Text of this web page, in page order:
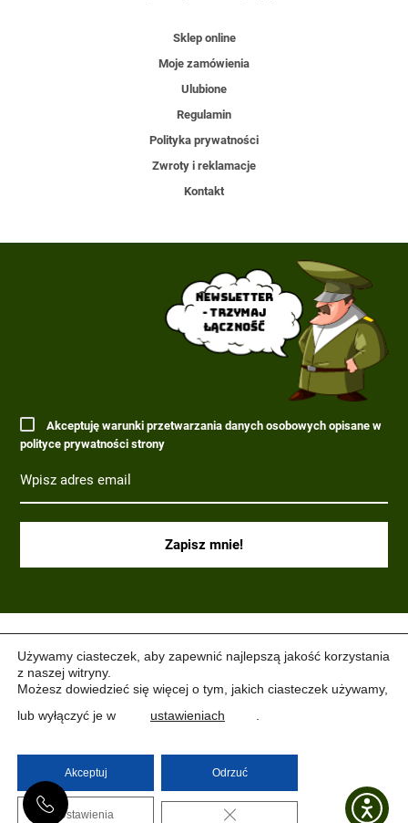
Sklep online
Moje zamówienia
Ulubione
Regulamin
Polityka prywatności
Zwroty i reklamacje
Kontakt
Akceptuję warunki przetwarzania danych osobowych opisane w
polityce prywatności strony
Newsletter
- trzymaj
łączność
(C) 2017-2022 PARAGRAF MILITARIA.
Używamy ciasteczek, aby zapewnić najlepszą jakość korzystania
z naszej witryny.
Możesz dowiedzieć się więcej o tym, jakich ciasteczek używamy,
lub wyłączyć je w
ustawieniach
Akceptuj Odrzuć
Ustawienia ZAMKNIJ PANEL